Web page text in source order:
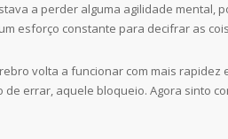
a perder alguma agilidade mental,
esforço constante para decifrar as
volta a funcionar com mais rapidez
de errar, aquele bloqueio. Agora sinto